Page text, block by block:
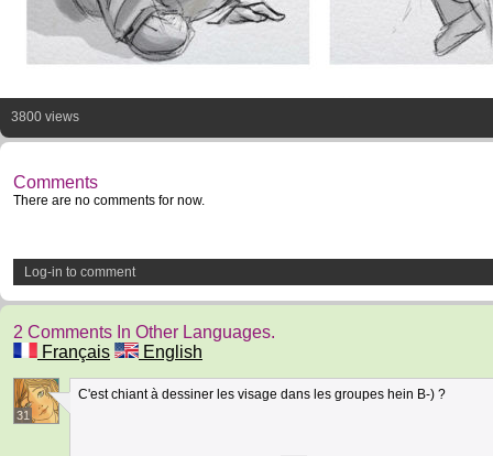
3800 views
Comments
There are no comments for now.
Log-in to comment
2 Comments In Other Languages.
Français
English
31
C'est chiant à dessiner les visage dans les groupes hein B-) ?